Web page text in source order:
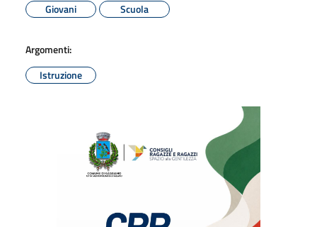
Giovani
Scuola
Argomenti:
Istruzione